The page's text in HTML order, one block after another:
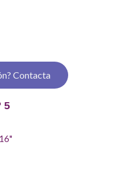
Contacta
5
16"